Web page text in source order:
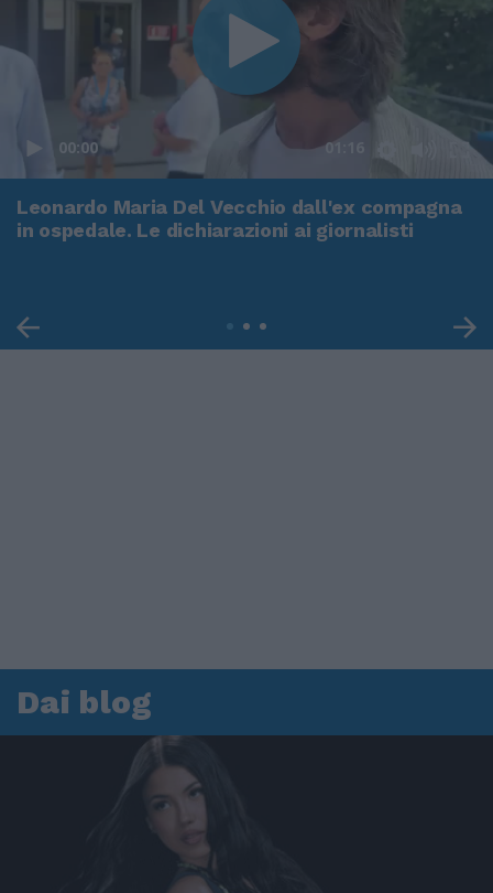
00:00 01:16
Leonardo Maria Del Vecchio dall'ex compagna
in ospedale. Le dichiarazioni ai giornalisti
Dai blog